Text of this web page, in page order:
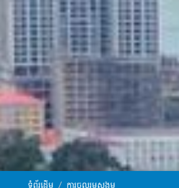
ទំព័រដើម ការចូលរួមសង្គម